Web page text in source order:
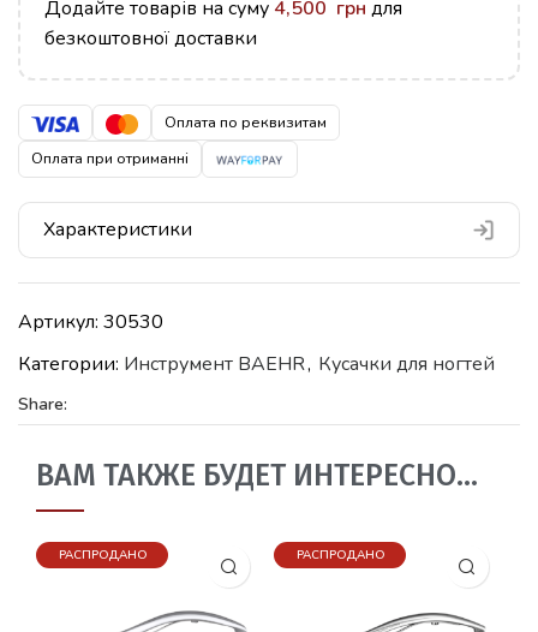
Додайте товарів на суму 4,500 грн для
безкоштовної доставки
Оплата по реквизитам
Оплата при отриманні
Характеристики
Артикул: 30530
Категории: Инструмент BAEHR, Кусачки для ногтей
Share:
ВАМ ТАКЖЕ БУДЕТ ИНТЕРЕСНО…
РАСПРОДАНО РАСПРОДАНО